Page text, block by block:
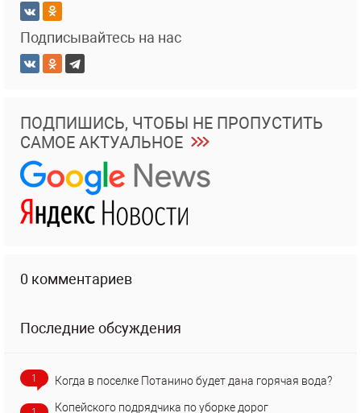
Подписывайтесь на нас
ПОДПИШИСЬ, ЧТОБЫ НЕ ПРОПУСТИТЬ
САМОЕ АКТУАЛЬНОЕ
0 комментариев
Последние обсуждения
1 Когда в поселке Потанино будет дана горячая вода?
Копейского подрядчика по уборке дорог